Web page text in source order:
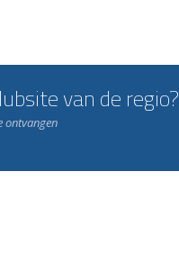
van de regio?
ontvangen